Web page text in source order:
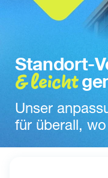
Standort-
& leicht
Unser
für überall,